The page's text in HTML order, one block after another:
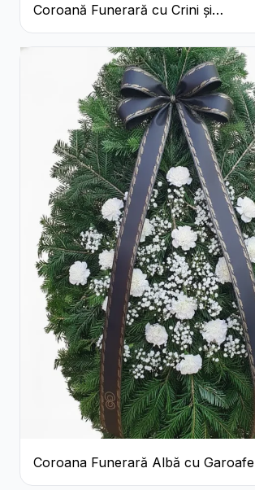
Coroană Funerară cu Crini și
Garoafe Albe
Coroana Funerară Albă cu Garoafe